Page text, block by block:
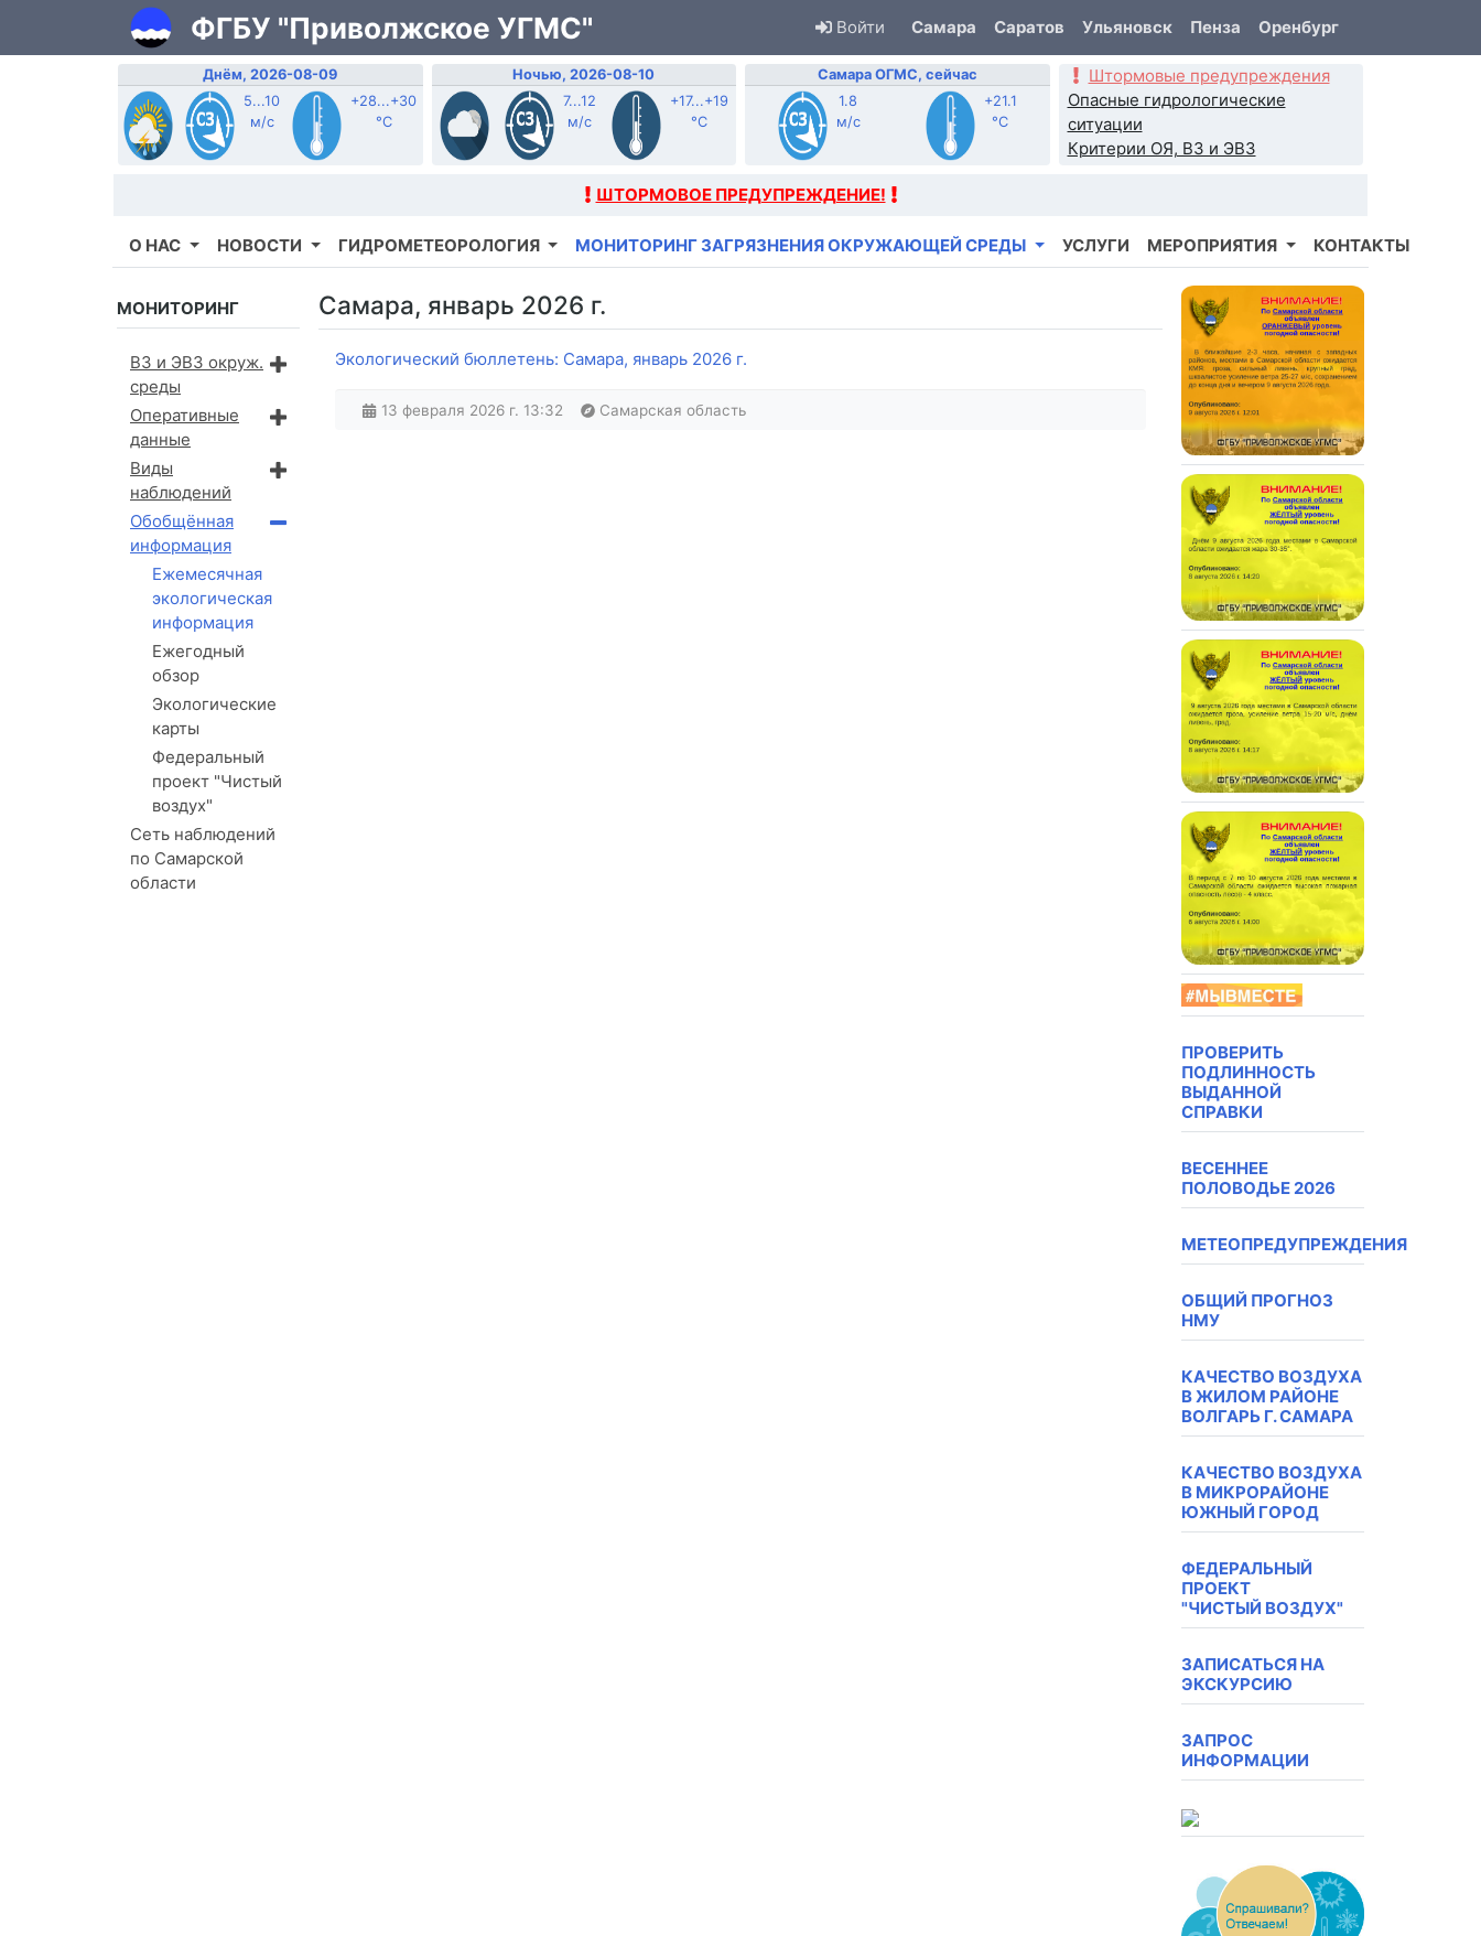
ФГБУ "Приволжское УГМС" Войти Самара Саратов Ульяновск Пенза Оренбург
Днём, 2026-08-09
5...10
м/с
+28...+30
°C
Ночью, 2026-08-10
7...12
м/с
+17...+19
°C
Самара ОГМС, сейчас
1.8
м/с
+21.1
°C
Штормовые предупреждения
Опасные гидрологические
ситуации
Критерии ОЯ, ВЗ и ЭВЗ
ШТОРМОВОЕ ПРЕДУПРЕЖДЕНИЕ!
О НАС НОВОСТИ ГИДРОМЕТЕОРОЛОГИЯ МОНИТОРИНГ ЗАГРЯЗНЕНИЯ ОКРУЖАЮЩЕЙ СРЕДЫ УСЛУГИ МЕРОПРИЯТИЯ КОНТАКТЫ
МОНИТОРИНГ
ВЗ и ЭВЗ окруж.
среды
Оперативные
данные
Виды
наблюдений
Обобщённая
информация
Ежемесячная
экологическая
информация
Ежегодный
обзор
Экологические
карты
Федеральный
проект "Чистый
воздух"
Сеть наблюдений
по Самарской
области
Самара, январь 2026 г.
Экологический бюллетень: Самара, январь 2026 г.
13 февраля 2026 г. 13:32 Самарская область
ПРОВЕРИТЬ
ПОДЛИННОСТЬ
ВЫДАННОЙ
СПРАВКИ
ВЕСЕННЕЕ
ПОЛОВОДЬЕ 2026
МЕТЕОПРЕДУПРЕЖДЕНИЯ
ОБЩИЙ ПРОГНОЗ
НМУ
КАЧЕСТВО ВОЗДУХА
В ЖИЛОМ РАЙОНЕ
ВОЛГАРЬ Г. САМАРА
КАЧЕСТВО ВОЗДУХА
В МИКРОРАЙОНЕ
ЮЖНЫЙ ГОРОД
ФЕДЕРАЛЬНЫЙ
ПРОЕКТ
"ЧИСТЫЙ ВОЗДУХ"
ЗАПИСАТЬСЯ НА
ЭКСКУРСИЮ
ЗАПРОС
ИНФОРМАЦИИ